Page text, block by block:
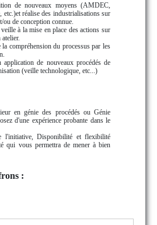
de nouveaux moyens (AMDEC,
etc.)et réalise des industrialisations sur
ou de conception connue.
à la mise en place des actions sur
la compréhension du processus par les
application de nouveaux procédés de
(veille technologique, etc...)
en génie des procédés ou Génie
d'une expérience probante dans le
l'initiative, Disponibilité et flexibilité
qui vous permettra de mener à bien
: